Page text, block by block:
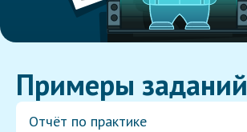
Примеры заданий
Отчёт по практике